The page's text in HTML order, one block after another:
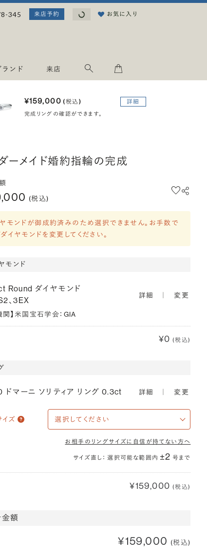
345 来店予約 読み込み中...お気に入り
ランド 来店
¥159,000(税込) 詳細
完成リングの確認ができます。
ーメイド婚約指輪の完成
(税込)
モンドが御成約済みのため選択できません。お手数で
イヤモンドを変更してください。
モンド
Round ダイヤモンド
、3EX
関】米国宝石学会：GIA
詳細 変更
¥0 (税込)
ドマーニ ソリティア リング 0.3ct 詳細 変更
イズ
お相手のリングサイズに自信が持てない方へ
サイズ直し： 選択可能な範囲内 ±2 号まで
¥159,000 (税込)
額
¥159,000 (税込)